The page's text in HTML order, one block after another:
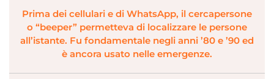
Prima dei cellulari e di WhatsApp, il cercapersone
o “beeper” permetteva di localizzare le persone
all’istante. Fu fondamentale negli anni ’80 e ’90 ed
è ancora usato nelle emergenze.